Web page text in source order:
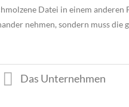
Datei in einem
nehmen, sondern muss
Das Unternehmen